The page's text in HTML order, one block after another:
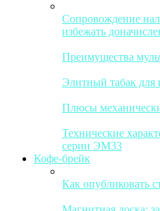
Сопровождение
избежать
Преимущества
Элитный табак для
Плюсы
Технические
серии ЭМ33
Кофе-брейк
Как опубликовать